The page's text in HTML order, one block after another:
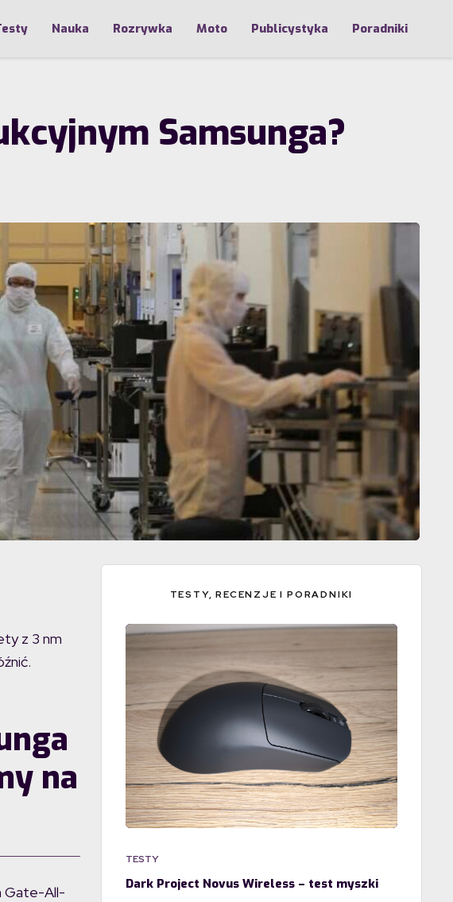
Nauka Rozrywka Moto Publicystyka Poradniki
Samsunga?
z 3 nm
na
Gate-All-
TESTY, RECENZJE I PORADNIKI
TESTY
Dark Project Novus Wireless – test myszki